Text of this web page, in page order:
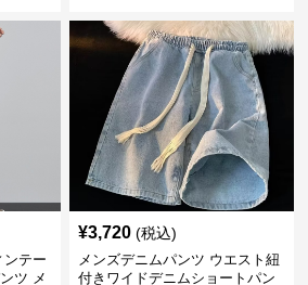
ンテー
ツ メ
¥3,720 (税込)
メンズデニムパンツ ウエスト紐
付きワイドデニムショートパン